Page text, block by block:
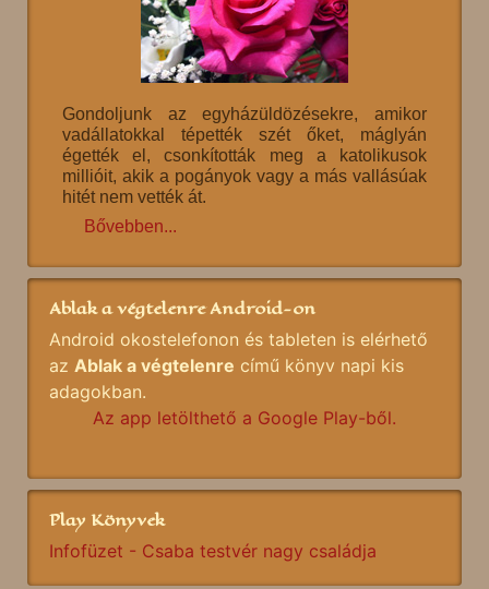
Gondoljunk az egyházüldözésekre, amikor
vadállatokkal tépették szét őket, máglyán
égették el, csonkították meg a katolikusok
millióit, akik a pogányok vagy a más vallásúak
hitét nem vették át.
Bővebben...
Ablak a végtelenre Android-on
Android okostelefonon és tableten is elérhető
az Ablak a végtelenre című könyv napi kis
adagokban.
Az app letölthető a Google Play-ből.
Play Könyvek
Infofüzet - Csaba testvér nagy családja